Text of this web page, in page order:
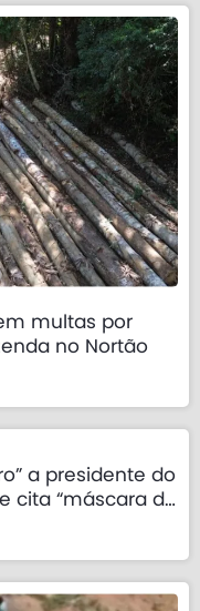
multas por
no Nortão
a presidente do
cita “máscara da